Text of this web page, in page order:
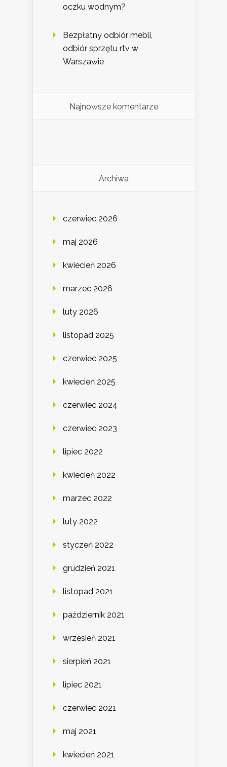
oczku wodnym?
Bezpłatny odbiór mebli,
odbiór sprzętu rtv w
Warszawie
Najnowsze komentarze
Archiwa
czerwiec 2026
maj 2026
kwiecień 2026
marzec 2026
luty 2026
listopad 2025
czerwiec 2025
kwiecień 2025
czerwiec 2024
czerwiec 2023
lipiec 2022
kwiecień 2022
marzec 2022
luty 2022
styczeń 2022
grudzień 2021
listopad 2021
październik 2021
wrzesień 2021
sierpień 2021
lipiec 2021
czerwiec 2021
maj 2021
kwiecień 2021